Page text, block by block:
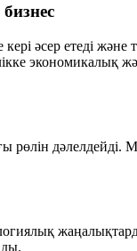
әсер етеді
экономикалық
рөлін